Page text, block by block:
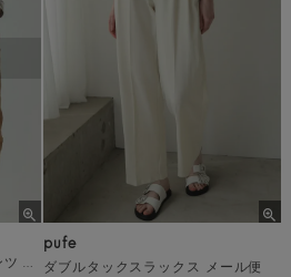
スラブシャーリングハーフパンツ メール便
pufe
ダブルタックスラックス メール便